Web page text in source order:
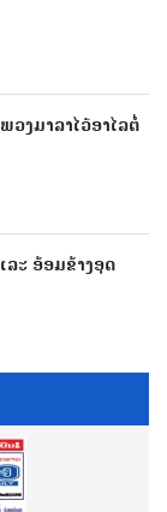
ງມາລາໄວ້ອາໄລຕໍ່
ະ ອ້ອມຂ້າງອຸດ